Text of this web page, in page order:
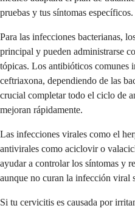
pruebas y tus síntomas específicos.
Para las infecciones bacterianas,
principal y pueden administrarse
tópicas. Los antibióticos
ceftriaxona, dependiendo de las
crucial completar todo el ciclo de
mejoran rápidamente.
Las infecciones virales como el
antivirales como aciclovir o
ayudar a controlar los síntomas y
aunque no curan la infección viral
Si tu cervicitis es causada por